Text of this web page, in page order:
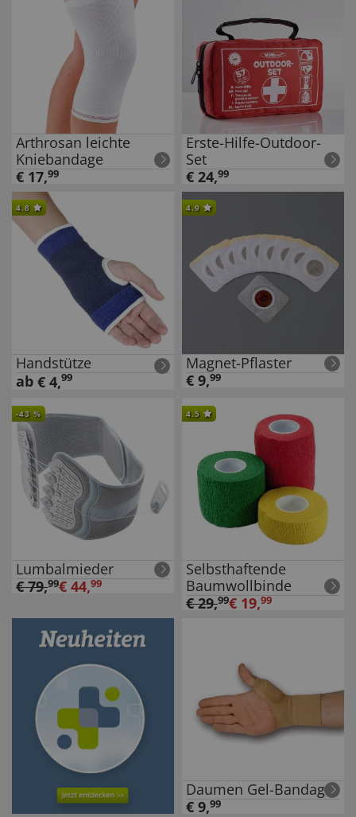
Arthrosan leichte
Kniebandage
€ 17,99
Erste-Hilfe-Outdoor-
Set
€ 24,99
4.8
Handstütze
ab € 4,99
4.9
Magnet-Pflaster
€ 9,99
-43 %
Lumbalmieder
€79,99€ 44,99
4.5
Selbsthaftende
Baumwollbinde
€29,99€ 19,99
Daumen Gel-Bandage
€ 9,99